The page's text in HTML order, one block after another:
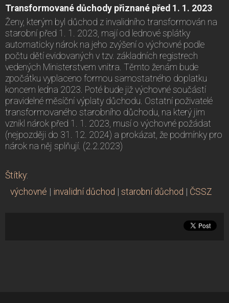
Transformované důchody přiznané před 1. 1. 2023
Ženy, kterým byl důchod z invalidního transformován na
starobní před 1. 1. 2023, mají od lednové splátky
automaticky nárok na jeho zvýšení o výchovné podle
počtu dětí evidovaných v tzv. základních registrech
vedených Ministerstvem vnitra. Těmto ženám bude
zpočátku vyplaceno formou samostatného doplatku
koncem ledna 2023. Poté bude již výchovné součástí
pravidelné měsíční výplaty důchodu. Ostatní poživatelé
transformovaného starobního důchodu, na který jim
vznikl nárok před 1. 1. 2023, musí o výchovné požádat
(nejpozději do 31. 12. 2024) a prokázat, že podmínky pro
nárok na něj splňují. (2.2.2023)
Štítky:
výchovné | invalidní důchod | starobní důchod | ČSSZ